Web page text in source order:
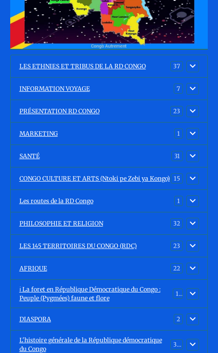
LES ETHNIES ET TRIBUS DE LA RD CONGO 37
INFORMATION VOYAGE 7
PRÉSENTATION RD CONGO 23
MARKETING 1
SANTÉ 31
CONGO CULTURE ET ARTS (Ntoki pe Zebi ya Kongo) 15
Les routes de la RD Congo 1
PHILOSOPHIE ET RELIGION 32
LES 145 TERRITOIRES DU CONGO (RDC) 23
AFRIQUE 22
ℹ️ La foret en République Démocratique du Congo :
Peuple (Pygmées) faune et flore
15
DIASPORA 2
L'histoire générale de la République démocratique
du Congo
30